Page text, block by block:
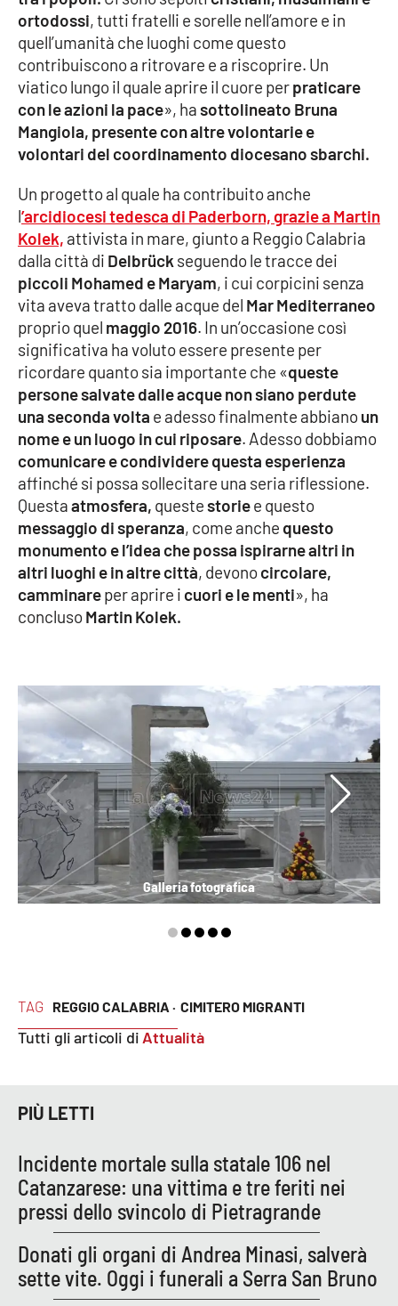
TAG REGGIO CALABRIA · CIMITERO MIGRANTI
Tutti gli articoli di Attualità
ortodossi, tutti fratelli e sorelle nell’amore e in
quell’umanità che luoghi come questo
contribuiscono a ritrovare e a riscoprire. Un
viatico lungo il quale aprire il cuore perpraticare
con le azioni la pace», hasottolineato Bruna
Mangiola, presente con altre volontarie e
volontari del coordinamento diocesano sbarchi.
Un progetto al quale ha contribuito anche
l’arcidiocesi tedesca di Paderborn, grazie a Martin
Kolek, attivista in mare, giunto a Reggio Calabria
dalla città di Delbrück seguendo le tracce dei
piccoli Mohamed e Maryam, i cui corpicini senza
vita aveva tratto dalle acque del Mar Mediterraneo
proprio quel maggio 2016. In un’occasione così
significativa ha voluto essere presente per
ricordare quanto sia importante che «queste
persone salvate dalle acque non siano perdute
una seconda volta e adesso finalmente abbianoun
nome e un luogo in cui riposare. Adesso dobbiamo
comunicare e condividere questa esperienza
affinché si possa sollecitare una seria riflessione.
Questaatmosfera, questestoriee questo
messaggio di speranza, come anche questo
monumento e l’idea che possa ispirarne altri in
altri luoghi e in altre città, devonocircolare,
camminareper aprire i cuori e le menti», ha
conclusoMartin Kolek.
Galleria fotografica
PIÙ LETTI
Incidente mortale sulla statale 106 nel
Catanzarese: una vittima e tre feriti nei
pressi dello svincolo di Pietragrande
Donati gli organi di Andrea Minasi, salverà
sette vite. Oggi i funerali a Serra San Bruno